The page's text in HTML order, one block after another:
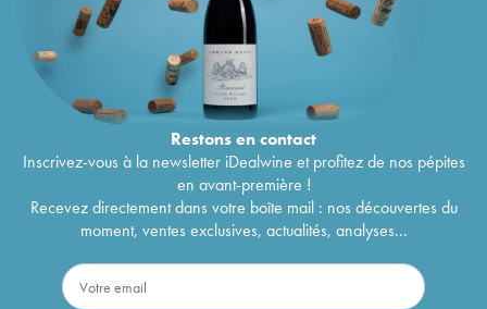
Restons encontact
Inscrivez-vous à la newsletter iDealwine et profitez de nos pépites
en avant-première !
Recevez directement dans votre boîte mail : nos découvertes du
moment, ventes exclusives, actualités, analyses...